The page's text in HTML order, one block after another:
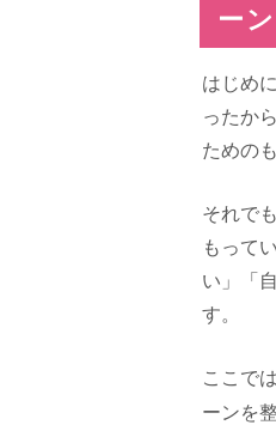
ー
はじめ
ったか
ための
それで
もって
い」「
す。
ここで
ーンを